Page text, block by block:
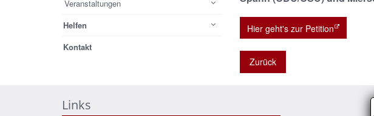
Hier geht's zur Petition
Zurück
Veranstaltungen
Helfen
Kontakt
Links